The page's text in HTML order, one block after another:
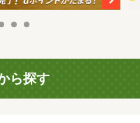
ら探す